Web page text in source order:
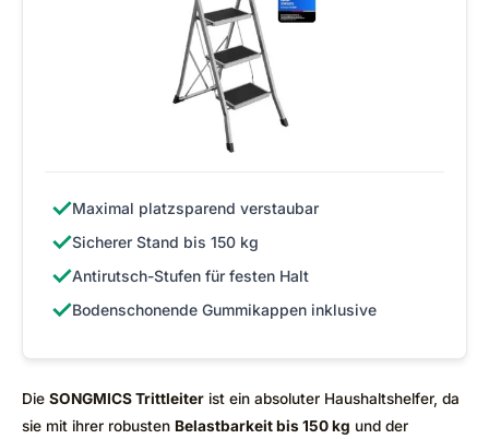
✓Maximal platzsparend verstaubar
✓Sicherer Stand bis 150 kg
✓Antirutsch-Stufen für festen Halt
✓Bodenschonende Gummikappen inklusive
Die SONGMICS Trittleiter ist ein absoluter Haushaltshelfer, da
sie mit ihrer robusten Belastbarkeit bis 150 kg und der